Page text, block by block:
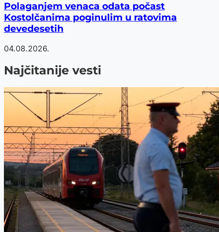
Polaganjem venaca odata počast
Kostolčanima poginulim u ratovima
devedesetih
04.08.2026.
Najčitanije vesti